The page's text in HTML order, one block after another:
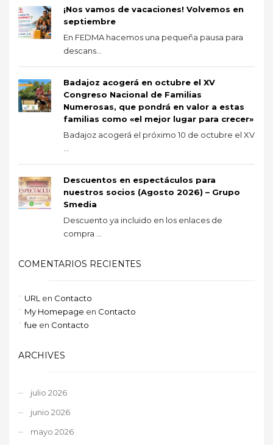
¡Nos vamos de vacaciones! Volvemos en
septiembre
En FEDMA hacemos una pequeña pausa para
descans...
Badajoz acogerá en octubre el XV
Congreso Nacional de Familias
Numerosas, que pondrá en valor a estas
familias como «el mejor lugar para crecer»
Badajoz acogerá el próximo 10 de octubre el XV
Descuentos en espectáculos para
nuestros socios (Agosto 2026) – Grupo
Smedia
Descuento ya incluido en los enlaces de
compra ...
COMENTARIOS RECIENTES
URL en Contacto
My Homepage en Contacto
fue en Contacto
ARCHIVES
julio 2026
junio 2026
mayo 2026